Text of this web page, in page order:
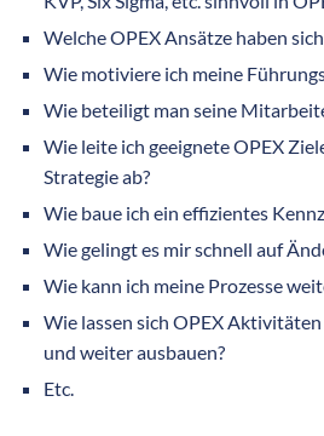
Welche OPEX Ansätze haben
Wie motiviere ich meine
Wie beteiligt man seine
Wie leite ich geeignete OPEX
Strategie ab?
Wie baue ich ein effizientes
Wie gelingt es mir schnell auf
Wie kann ich meine Prozesse
Wie lassen sich OPEX
und weiter ausbauen?
Etc.